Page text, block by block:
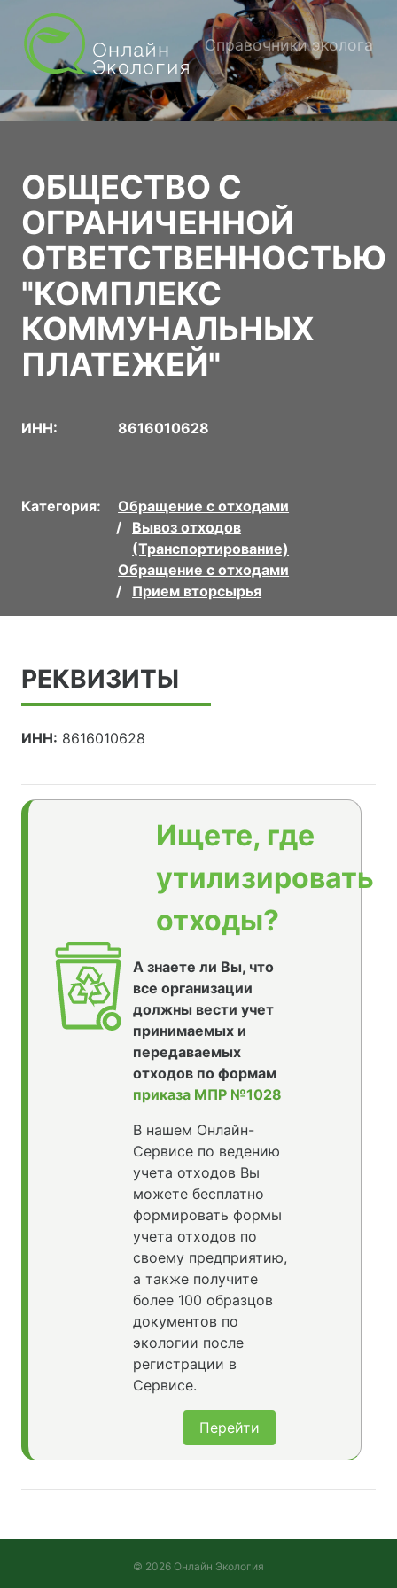
Справочники эколога
ОБЩЕСТВО С
ОГРАНИЧЕННОЙ
ОТВЕТСТВЕННОСТЬЮ
"КОМПЛЕКС
КОММУНАЛЬНЫХ
ПЛАТЕЖЕЙ"
ИНН: 8616010628
Категория:
Обращение с отходами
Вывоз отходов
(Транспортирование)
Обращение с отходами
Прием вторсырья
РЕКВИЗИТЫ
ИНН: 8616010628
Ищете, где
утилизировать
отходы?
А знаете ли Вы, что
все организации
должны вести учет
принимаемых и
передаваемых
отходов по формам
приказа МПР №1028
В нашем Онлайн-
Сервисе по ведению
учета отходов Вы
можете бесплатно
формировать формы
учета отходов по
своему предприятию,
а также получите
более 100 образцов
документов по
экологии после
регистрации в
Сервисе.
Перейти
© 2026 Онлайн Экология